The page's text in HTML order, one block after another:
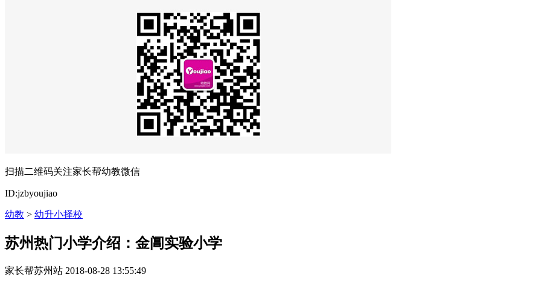
扫描二维码关注家长帮幼教微信
ID:jzbyoujiao
幼教 > 幼升小择校
苏州热门小学介绍：金阊实验小学
家长帮苏州站 2018-08-28 13:55:49